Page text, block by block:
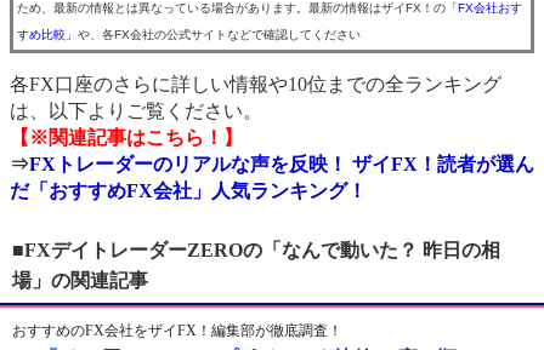
ため、最新の情報とは異なっている場合があります。最新の情報はザイFX！の 「FX会社おす
すめ比較」 や、各FX会社の公式サイトなどで確認してください
各FX口座のさらに詳しい情報や10位までの全ランキング
は、以下よりご覧ください。
【※関連記事はこちら！】
⇒FXトレーダーのリアルな声を反映！ ザイFX！読者が選ん
だ「おすすめFX会社」人気ランキング！
■FXデイトレーダーZEROの「なんで動いた？ 昨日の相
場」の関連記事
おすすめのFX会社をザイFX！編集部が徹底調査！